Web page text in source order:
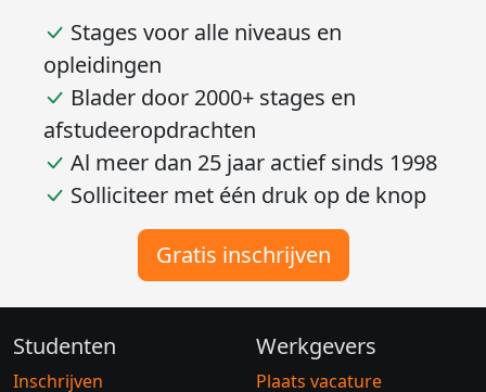
Stages voor alle niveaus en
opleidingen
Blader door 2000+ stages en
afstudeeropdrachten
Al meer dan 25 jaar actief sinds 1998
Solliciteer met één druk op de knop
Gratis inschrijven
Studenten
Inschrijven
Werkgevers
Plaats vacature